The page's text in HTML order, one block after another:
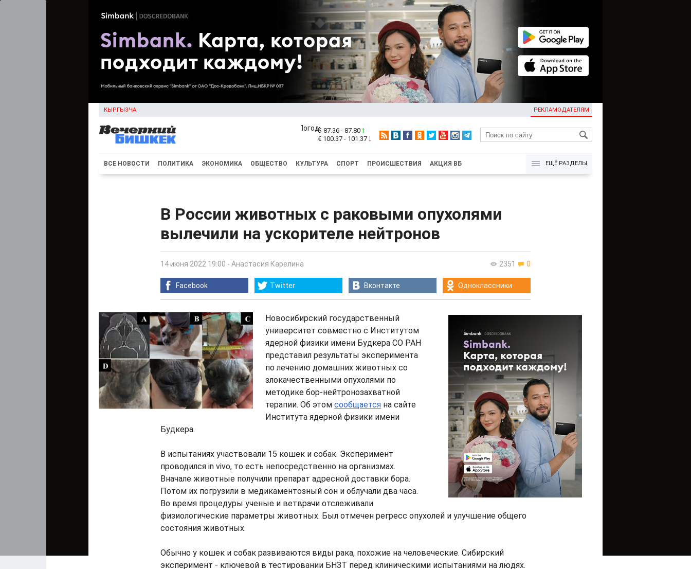
КЫРГЫЗЧА РЕКЛАМОДАТЕЛЯМ
KG
$ 87.36 - 87.80
€ 100.37 - 101.37
ВСЕ НОВОСТИ ПОЛИТИКА ЭКОНОМИКА ОБЩЕСТВО КУЛЬТУРА СПОРТ ПРОИСШЕСТВИЯ АКЦИЯ ВБ ЕЩЁ РАЗДЕЛЫ
В России животных с раковыми опухолями
вылечили на ускорителе нейтронов
2351 0
14 июня 2022 19:00 - Анастасия Карелина
Facebook Twitter Вконтакте Одноклассники
Новосибирский государственный
университет совместно с Институтом
ядерной физики имени Будкера СО РАН
представил результаты эксперимента
по лечению домашних животных со
злокачественными опухолями по
методике бор-нейтронозахватной
терапии. Об этом сообщается на сайте
Института ядерной физики имени
Будкера.
В испытаниях участвовали 15 кошек и собак. Эксперимент
проводился in vivo, то есть непосредственно на организмах.
Вначале животные получили препарат адресной доставки бора.
Потом их погрузили в медикаментозный сон и облучали два часа.
Во время процедуры ученые и ветврачи отслеживали
физиологические параметры животных. Был отмечен регресс опухолей и улучшение общего
состояния животных.
Обычно у кошек и собак развиваются виды рака, похожие на человеческие. Сибирский
эксперимент - ключевой в тестировании БНЗТ перед клиническими испытаниями на людях.